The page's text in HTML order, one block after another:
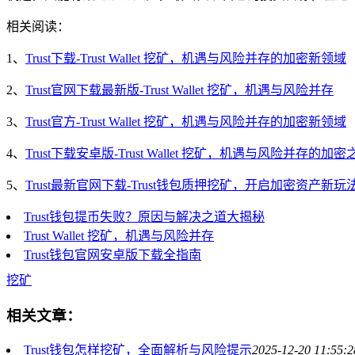
相关阅读：
1、 Trust下载-Trust Wallet 挖矿，机遇与风险并存的加密新领域
2、 Trust官网下载最新版-Trust Wallet 挖矿，机遇与风险并存
3、 Trust官方-Trust Wallet 挖矿，机遇与风险并存的加密新领域
4、 Trust下载安卓版-Trust Wallet 挖矿，机遇与风险并存的加密
5、 Trust最新官网下载-Trust钱包质押挖矿，开启加密资产新玩
Trust钱包提币失败？原因与解决之道大揭秘
Trust Wallet 挖矿，机遇与风险并存
Trust钱包官网安卓版下载全指南
挖矿
相关文章：
Trust钱包怎样挖矿，全面解析与风险提示2025-12-20